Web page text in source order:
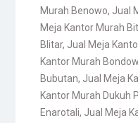
Murah Benowo, Jual
Meja Kantor Murah
Blitar, Jual Meja
Kantor Murah
Bubutan, Jual Meja
Kantor Murah Dukuh
Enarotali, Jual Meja